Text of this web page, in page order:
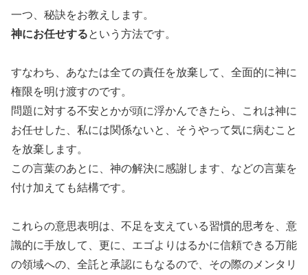
一つ、秘訣をお教えします。
神にお任せするという方法です。
すなわち、あなたは全ての責任を放棄して、全面的に神に
権限を明け渡すのです。
問題に対する不安とかが頭に浮かんできたら、これは神に
お任せした、私には関係ないと、そうやって気に病むこと
を放棄します。
この言葉のあとに、神の解決に感謝します、などの言葉を
付け加えても結構です。
これらの意思表明は、不足を支えている習慣的思考を、意
識的に手放して、更に、エゴよりはるかに信頼できる万能
の領域への、全託と承認にもなるので、その際のメンタリ